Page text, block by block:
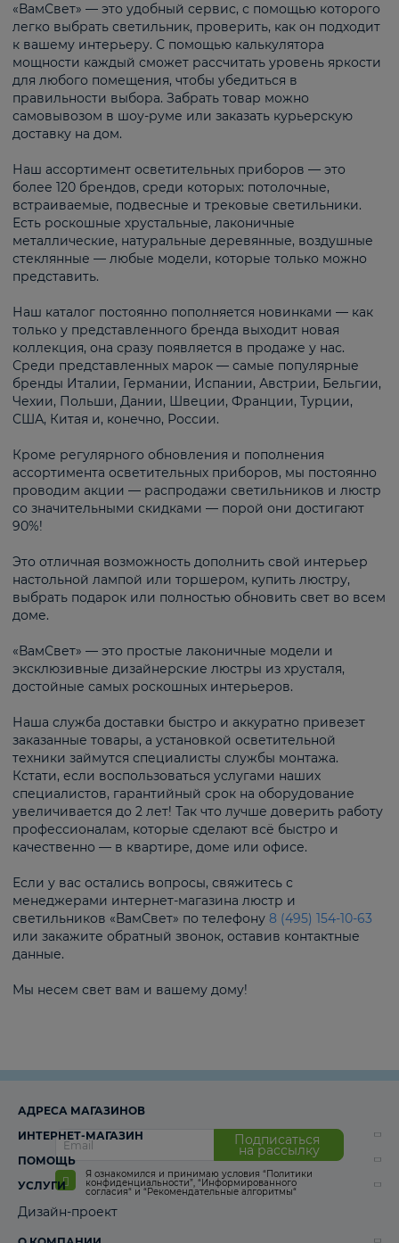
«ВамСвет» — это удобный сервис, с помощью которого
легко выбрать светильник, проверить, как он подходит
к вашему интерьеру. С помощью калькулятора
мощности каждый сможет рассчитать уровень яркости
для любого помещения, чтобы убедиться в
правильности выбора. Забрать товар можно
самовывозом в шоу-руме или заказать курьерскую
доставку на дом.
Наш ассортимент осветительных приборов — это
более 120 брендов, среди которых: потолочные,
встраиваемые, подвесные и трековые светильники.
Есть роскошные хрустальные, лаконичные
металлические, натуральные деревянные, воздушные
стеклянные — любые модели, которые только можно
представить.
Наш каталог постоянно пополняется новинками — как
только у представленного бренда выходит новая
коллекция, она сразу появляется в продаже у нас.
Среди представленных марок — самые популярные
бренды Италии, Германии, Испании, Австрии, Бельгии,
Чехии, Польши, Дании, Швеции, Франции, Турции,
США, Китая и, конечно, России.
Кроме регулярного обновления и пополнения
ассортимента осветительных приборов, мы постоянно
проводим акции — распродажи светильников и люстр
со значительными скидками — порой они достигают
90%!
Это отличная возможность дополнить свой интерьер
настольной лампой или торшером, купить люстру,
выбрать подарок или полностью обновить свет во всем
доме.
«ВамСвет» — это простые лаконичные модели и
эксклюзивные дизайнерские люстры из хрусталя,
достойные самых роскошных интерьеров.
Наша служба доставки быстро и аккуратно привезет
заказанные товары, а установкой осветительной
техники займутся специалисты службы монтажа.
Кстати, если воспользоваться услугами наших
специалистов, гарантийный срок на оборудование
увеличивается до 2 лет! Так что лучше доверить работу
профессионалам, которые сделают всё быстро и
качественно — в квартире, доме или офисе.
Если у вас остались вопросы, свяжитесь с
менеджерами интернет-магазина люстр и
светильников «ВамСвет» по телефону 8 (495) 154-10-63
или закажите обратный звонок, оставив контактные
данные.
Мы несем свет вам и вашему дому!
Подписаться
на рассылку
Я ознакомился и принимаю условия “Политики
конфиденциальности”, “Информированного
согласия“ и “Рекомендательные алгоритмы“
АДРЕСА МАГАЗИНОВ
ИНТЕРНЕТ-МАГАЗИН
ПОМОЩЬ
УСЛУГИ
Дизайн-проект